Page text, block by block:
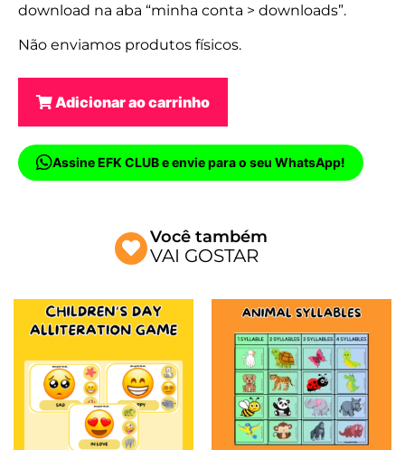
download na aba “minha conta > downloads”.
Não enviamos produtos físicos.
Adicionar ao carrinho
Assine EFK CLUB e envie para o seu WhatsApp!
Você também
VAI GOSTAR